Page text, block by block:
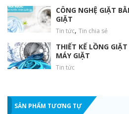
CÔNG NGHỆ GIẶT
GIẶT
Tin tức, Tin chia sẻ
THIẾT KẾ LỒNG
MÁY GIẶT
Tin tức
SẢN PHẨM TƯƠNG TỰ